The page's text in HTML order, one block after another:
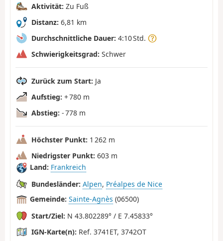
Aktivität: Zu Fuß
Distanz: 6,81 km
Durchschnittliche Dauer: 4:10 Std.
Schwierigkeitsgrad: Schwer
Zurück zum Start: Ja
Aufstieg: + 780 m
Abstieg: - 778 m
Höchster Punkt: 1 262 m
Niedrigster Punkt: 603 m
Land: Frankreich
Bundesländer: Alpen, Préalpes de Nice
Gemeinde: Sainte-Agnès (06500)
Start/Ziel: N 43.802289° / E 7.45833°
IGN-Karte(n): Ref. 3741ET, 3742OT